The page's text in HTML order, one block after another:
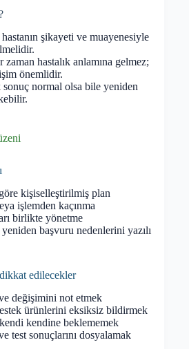
şikayeti ve muayenesiyle
zaman hastalık anlamına gelmez;
önemlidir.
normal olsa bile yeniden
kişiselleştirilmiş plan
işlemden kaçınma
birlikte yönetme
başvuru nedenlerini yazılı
edilecekler
değişimini not etmek
ürünlerini eksiksiz bildirmek
kendine beklememek
test sonuçlarını dosyalamak